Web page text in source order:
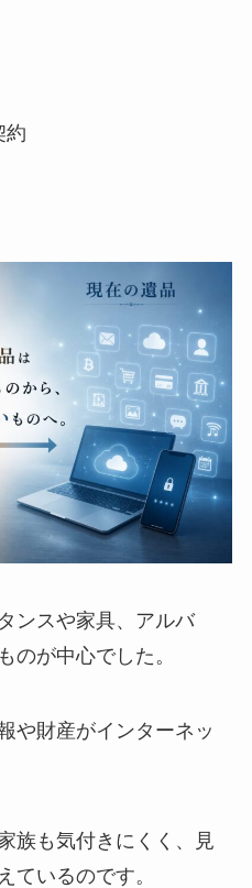
約
ンスや家具、アルバ
のが中心でした。
や財産がインターネッ
族も気付きにくく、見
ているのです。